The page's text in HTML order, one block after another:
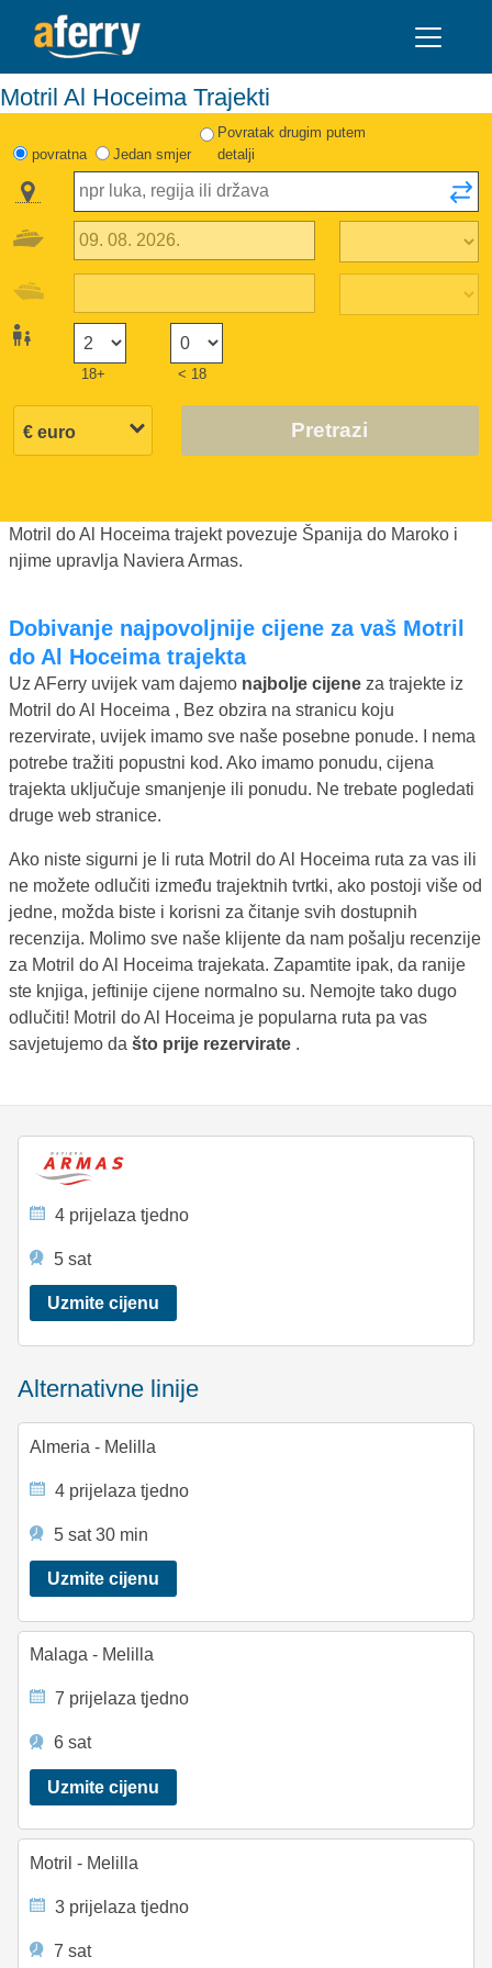
Motril Al Hoceima Trajekti
povratna Jedan smjer
Povratak drugim putem
detalji
18+ < 18
Pretrazi
Motril do Al Hoceima trajekt povezuje Španija do Maroko i
njime upravlja Naviera Armas.
Dobivanje najpovoljnije cijene za vaš Motril
do Al Hoceima trajekta
Uz AFerry uvijek vam dajemo najbolje cijene za trajekte iz
Motril do Al Hoceima , Bez obzira na stranicu koju
rezervirate, uvijek imamo sve naše posebne ponude. I nema
potrebe tražiti popustni kod. Ako imamo ponudu, cijena
trajekta uključuje smanjenje ili ponudu. Ne trebate pogledati
druge web stranice.
Ako niste sigurni je li ruta Motril do Al Hoceima ruta za vas ili
ne možete odlučiti između trajektnih tvrtki, ako postoji više od
jedne, možda biste i korisni za čitanje svih dostupnih
recenzija. Molimo sve naše klijente da nam pošalju recenzije
za Motril do Al Hoceima trajekata. Zapamtite ipak, da ranije
ste knjiga, jeftinije cijene normalno su. Nemojte tako dugo
odlučiti! Motril do Al Hoceima je popularna ruta pa vas
savjetujemo da što prije rezervirate .
4 prijelaza tjedno
5 sat
Uzmite cijenu
Alternativne linije
Almeria - Melilla
4 prijelaza tjedno
5 sat 30 min
Uzmite cijenu
Malaga - Melilla
7 prijelaza tjedno
6 sat
Uzmite cijenu
Motril - Melilla
3 prijelaza tjedno
7 sat